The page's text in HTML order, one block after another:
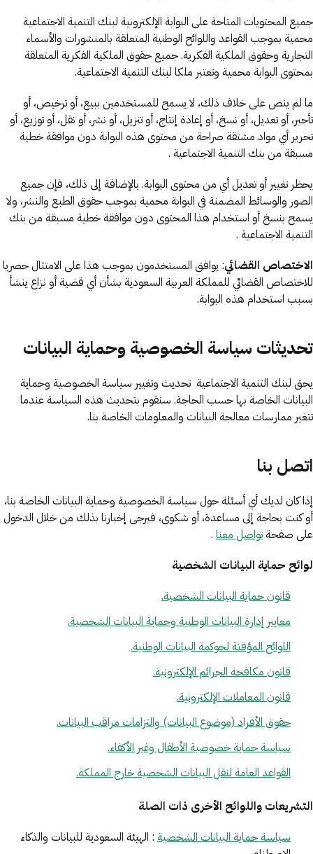
جميع المحتويات المتاحة على البوابة الإلكترونية لبنك التنمية الاجتماعية
محمية بموجب القواعد واللوائح الوطنية المتعلقة بالمنشورات والأسماء
التجارية وحقوق الملكية الفكرية. جميع حقوق الملكية الفكرية المتعلقة
بمحتوى البوابة محمية وتعتبر ملكا لبنك التنمية الاجتماعية.
ما لم ينص على خلاف ذلك، لا يسمح للمستخدمين ببيع، أو ترخيص، أو
تأجير، أو تعديل، أو نسخ، أو إعادة إنتاج، أو تنزيل، أو نشر، أو نقل، أو توزيع، أو
تحرير أي مواد مشتقة صراحة من محتوى هذه البوابة دون موافقة خطية
مسبقة من بنك التنمية الاجتماعية .
يحظر تغيير أو تعديل أي من محتوى البوابة. بالإضافة إلى ذلك، فإن جميع
الصور والوسائط المضمنة في البوابة محمية بموجب حقوق الطبع والنشر، ولا
يسمح بنسخ أو استخدام هذا المحتوى دون موافقة خطية مسبقة من بنك
التنمية الاجتماعية .
الاختصاص القضائي: يوافق المستخدمون بموجب هذا على الامتثال حصريا
للاختصاص القضائي للمملكة العربية السعودية بشأن أي قضية أو نزاع ينشأ
بسبب استخدام هذه البوابة.
تحديثات سياسة الخصوصية وحماية البيانات
يحق لبنك التنمية الاجتماعية تحديث وتغيير سياسة الخصوصية وحماية
البيانات الخاصة بها حسب الحاجة. سنقوم بتحديث هذه السياسة عندما
تتغير ممارسات معالجة البيانات والمعلومات الخاصة بنا.
اتصل بنا
إذا كان لديك أي أسئلة حول سياسة الخصوصية وحماية البيانات الخاصة بنا،
أو كنت بحاجة إلى مساعدة، أو شكوى، فيرجى إخبارنا بذلك من خلال الدخول
على صفحة تواصل معنا .
لوائح حماية البيانات الشخصية
قانون حماية البيانات الشخصية.
معايير إدارة البيانات الوطنية وحماية البيانات الشخصية.
اللوائح المؤقتة لحوكمة البيانات الوطنية.
قانون مكافحة الجرائم الإلكترونية.
قانون المعاملات الإلكترونية.
حقوق الأفراد (موضوع البيانات) والتزامات مراقب البيانات.
سياسة حماية خصوصية الأطفال وغير الأكفاء.
القواعد العامة لنقل البيانات الشخصية خارج المملكة.
التشريعات واللوائح الأخرى ذات الصلة
سياسة حماية البيانات الشخصية : الهيئة السعودية للبيانات والذكاء